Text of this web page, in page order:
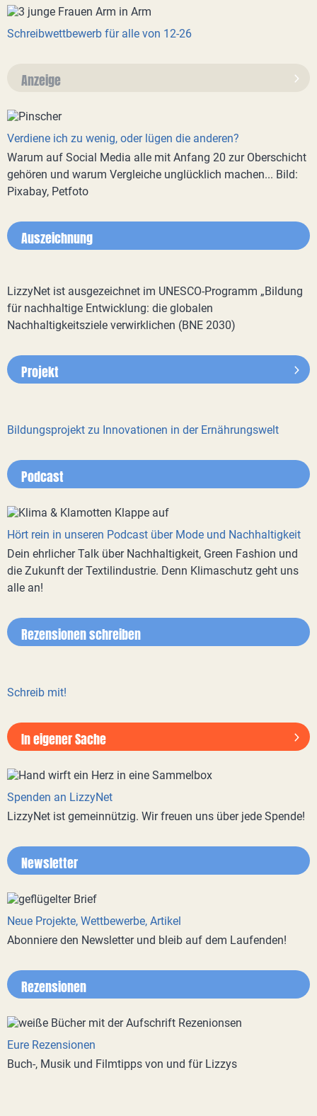
Schreibwettbewerb für alle von 12-26
Anzeige
Verdiene ich zu wenig, oder lügen die anderen?
Warum auf Social Media alle mit Anfang 20 zur Oberschicht
gehören und warum Vergleiche unglücklich machen... Bild:
Pixabay, Petfoto
Auszeichnung
LizzyNet ist ausgezeichnet im UNESCO-Programm „Bildung
für nachhaltige Entwicklung: die globalen
Nachhaltigkeitsziele verwirklichen (BNE 2030)
Projekt
Bildungsprojekt zu Innovationen in der Ernährungswelt
Podcast
Hört rein in unseren Podcast über Mode und Nachhaltigkeit
Dein ehrlicher Talk über Nachhaltigkeit, Green Fashion und
die Zukunft der Textilindustrie. Denn Klimaschutz geht uns
alle an!
Rezensionen schreiben
Schreib mit!
In eigener Sache
Spenden an LizzyNet
LizzyNet ist gemeinnützig. Wir freuen uns über jede Spende!
Newsletter
Neue Projekte, Wettbewerbe, Artikel
Abonniere den Newsletter und bleib auf dem Laufenden!
Rezensionen
Eure Rezensionen
Buch-, Musik und Filmtipps von und für Lizzys